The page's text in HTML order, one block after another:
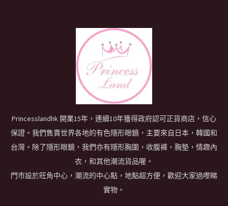
Princesslandhk 開業15年，連續10年獲得政府認可正貨商店，信心
保證。我們售賣世界各地的有色隱形眼鏡，主要來自日本，韓國和
台灣。除了隱形眼鏡，我們亦有隱形胸圍，收腹褲，胸墊，情趣內
衣，和其他潮流貨品喔。
門市設於旺角中心，潮流的中心點，地點超方便，歡迎大家過嚟睇
實物。